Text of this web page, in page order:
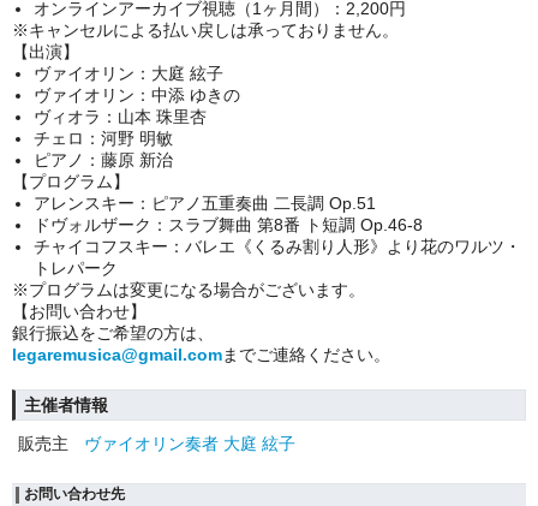
オンラインアーカイブ視聴（1ヶ月間）：2,200円
※キャンセルによる払い戻しは承っておりません。
【出演】
ヴァイオリン：大庭 絃子
ヴァイオリン：中添 ゆきの
ヴィオラ：山本 珠里杏
チェロ：河野 明敏
ピアノ：藤原 新治
【プログラム】
アレンスキー：ピアノ五重奏曲 二長調 Op.51
ドヴォルザーク：スラブ舞曲 第8番 ト短調 Op.46-8
チャイコフスキー：バレエ《くるみ割り人形》より花のワルツ・
トレパーク
※プログラムは変更になる場合がございます。
【お問い合わせ】
銀行振込をご希望の方は、
legaremusica@gmail.comまでご連絡ください。
主催者情報
販売主
ヴァイオリン奏者 大庭 絃子
お問い合わせ先